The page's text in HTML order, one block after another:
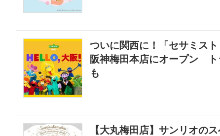
ついに関西に！「セサミス
阪神梅田本店にオープン ト
も
【大丸梅田店】サンリオの